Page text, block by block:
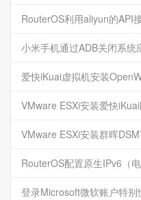
RouterOS利用aliyun的API
小米手机通过ADB关闭系统
爱快iKuai虚拟机安装
VMware ESXi安装爱快
VMware ESXi安装群晖
RouterOS配置原生IPv6（
登录Microsoft微软账户特别